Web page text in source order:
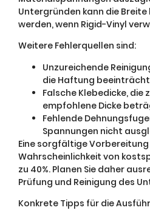
Untergründen kann die Breite
werden, wenn Rigid-Vinyl
Weitere Fehlerquellen sind:
Unzureichende
die Haftung
Falsche Klebedicke,
empfohlene Dicke
Fehlende
Spannungen nicht
Eine sorgfältige
Wahrscheinlichkeit von
zu 40%. Planen Sie daher
Prüfung und Reinigung des
Konkrete Tipps für die